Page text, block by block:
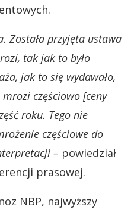
Została przyjęta ustawa
tak jak to było
jak to się wydawało,
częściowo [ceny
roku. Tego nie
częściowe do
– powiedział
prasowej.
NBP, najwyższy